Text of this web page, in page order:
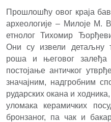
Прошлошћу овог краја
археологије – Милоје М.
етнолог Тихомир
Они су извели детаљну
роша и његовог
постојање античког
значајним, надгробним
рударских окана и
уломака керамичких
бронзаног, па чак и